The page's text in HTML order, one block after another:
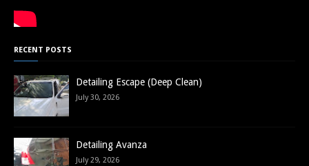
RECENT POSTS
Detailing Escape (Deep Clean)
July 30, 2026
Detailing Avanza
July 29, 2026